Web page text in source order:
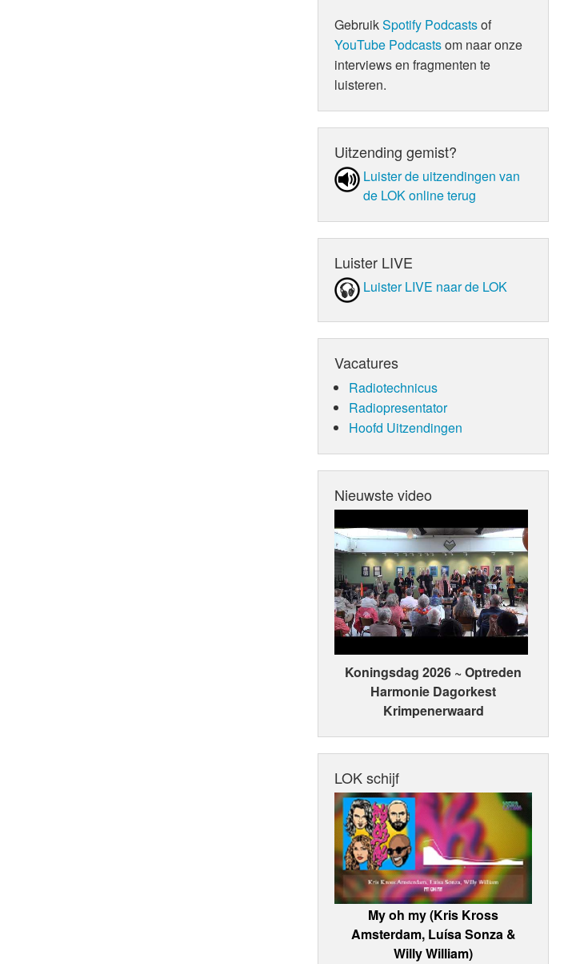
GebruikSpotify Podcastsof
YouTube Podcastsom naar onze
interviews en fragmenten te
luisteren.
Uitzending gemist?
Luister de uit­zen­din­gen van
de LOK online terug
Luister LIVE
Luister LIVE naar de LOK
Vacatures
Radiotechnicus
Radiopresentator
Hoofd Uitzendingen
Nieuwste video
Koningsdag 2026 ~ Optreden
Harmonie Dagorkest
Krimpenerwaard
LOK schijf
My oh my (Kris Kross
Amsterdam, Luísa Sonza &
Willy William)